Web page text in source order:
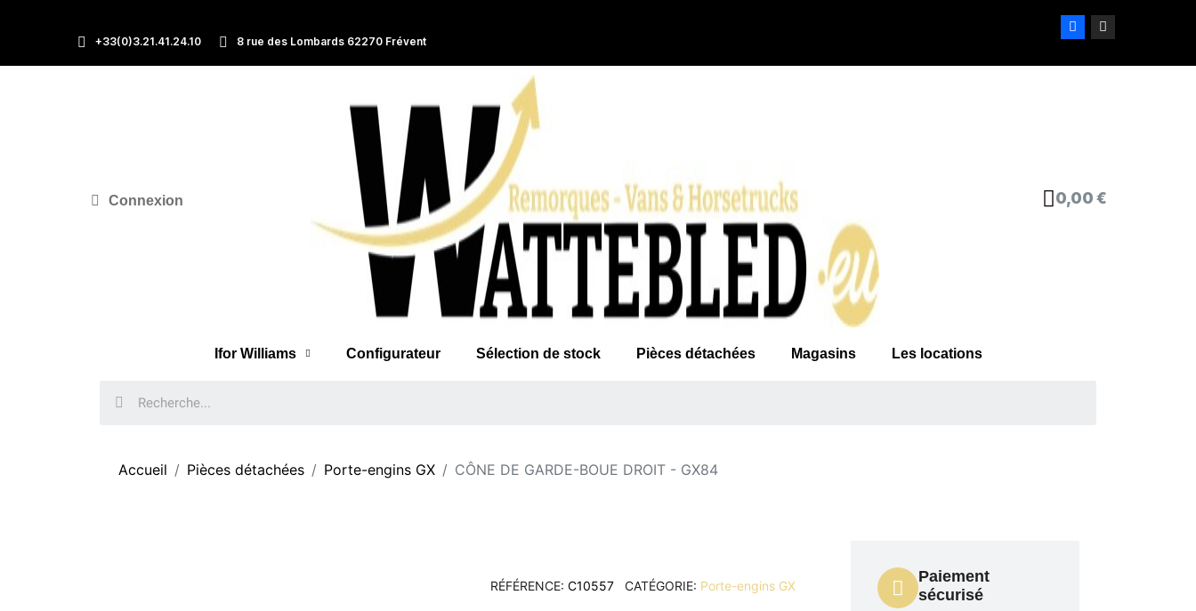
+33(0)3.21.41.24.10 8 rue des Lombards 62270 Frévent
Connexion 0,00 €
Ifor Williams Configurateur Sélection de stock Pièces détachées Magasins Les locations
Accueil Pièces détachées Porte-engins GX CÔNE DE GARDE-BOUE DROIT - GX84
RÉFÉRENCE C10557 CATÉGORIE Porte-engins GX
Paiement
sécurisé